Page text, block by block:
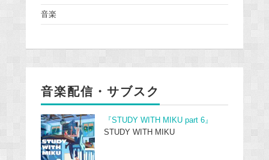
音楽
音楽配信・サブスク
『STUDY WITH MIKU part 6』
STUDY WITH MIKU